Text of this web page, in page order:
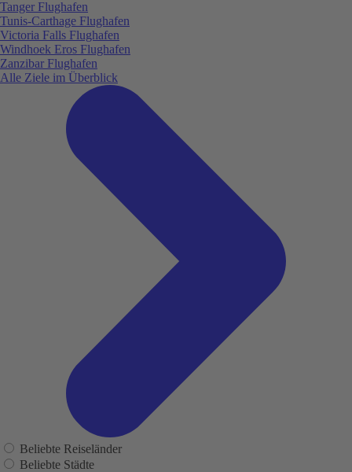
Tanger Flughafen
Tunis-Carthage Flughafen
Victoria Falls Flughafen
Windhoek Eros Flughafen
Zanzibar Flughafen
Alle Ziele im Überblick
Beliebte Reiseländer
Beliebte Städte